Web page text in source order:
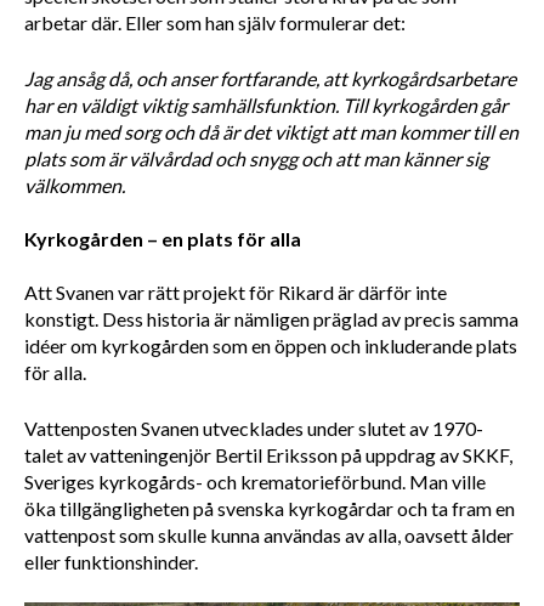
arbetar där. Eller som han själv formulerar det:
Jag ansåg då, och anser fortfarande, att kyrkogårdsarbetare
har en väldigt viktig samhällsfunktion. Till kyrkogården går
man ju med sorg och då är det viktigt att man kommer till en
plats som är välvårdad och snygg och att man känner sig
välkommen.
Kyrkogården – en plats för alla
Att Svanen var rätt projekt för Rikard är därför inte
konstigt. Dess historia är nämligen präglad av precis samma
idéer om kyrkogården som en öppen och inkluderande plats
för alla.
Vattenposten Svanen utvecklades under slutet av 1970-
talet av vatteningenjör Bertil Eriksson på uppdrag av SKKF,
Sveriges kyrkogårds- och krematorieförbund. Man ville
öka tillgängligheten på svenska kyrkogårdar och ta fram en
vattenpost som skulle kunna användas av alla, oavsett ålder
eller funktionshinder.